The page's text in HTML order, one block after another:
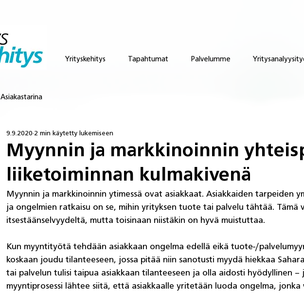
Yrityskehitys Tapahtumat Palvelumme
Asiakastarina
Myynnin ja markkinoinnin
liiketoiminnan kulmakivenä
9.9.2020 2 min käytetty lukemiseen
Myynnin ja markkinoinnin ytimessä ovat asiakkaat. Asiakkaiden tarpeiden
ja ongelmien ratkaisu on se, mihin yrityksen tuote tai palvelu tähtää. Tämä
itsestäänselvyydeltä, mutta toisinaan niistäkin on hyvä muistuttaa.
Kun myyntityötä tehdään asiakkaan ongelma edellä eikä tuote-/
koskaan joudu tilanteeseen, jossa pitää niin sanotusti myydä hiekkaa
tai palvelun tulisi taipua asiakkaan tilanteeseen ja olla aidosti hyödyllinen –
myyntiprosessi lähtee siitä, että asiakkaalle yritetään luoda ongelma, jonka